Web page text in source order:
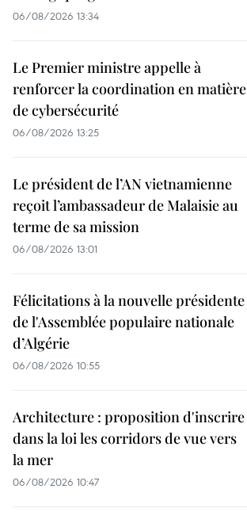
06/08/2026 13:34
Le Premier ministre appelle à
renforcer la coordination en matière
de cybersécurité
06/08/2026 13:25
Le président de l’AN vietnamienne
reçoit l’ambassadeur de Malaisie au
terme de sa mission
06/08/2026 13:01
Félicitations à la nouvelle présidente
de l'Assemblée populaire nationale
d’Algérie
06/08/2026 10:55
Architecture : proposition d'inscrire
dans la loi les corridors de vue vers
la mer
06/08/2026 10:47